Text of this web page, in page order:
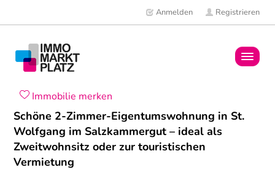
Anmelden Registrieren
Immobilien
Immobilie merken
Schöne 2-Zimmer-Eigentumswohnung in St.
Wolfgang im Salzkammergut – ideal als
Zweitwohnsitz oder zur touristischen
Vermietung